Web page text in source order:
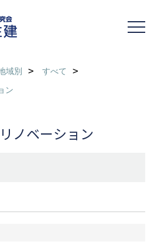
域別
すべて
ン
ノベーション